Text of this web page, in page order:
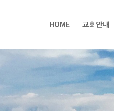
HOME 교회안내